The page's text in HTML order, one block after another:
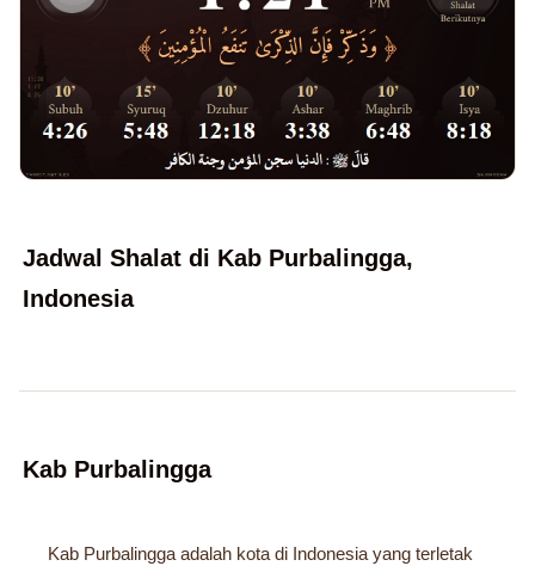
Jadwal Shalat di Kab Purbalingga,
Indonesia
Kab Purbalingga
Kab Purbalingga adalah kota di Indonesia yang terletak